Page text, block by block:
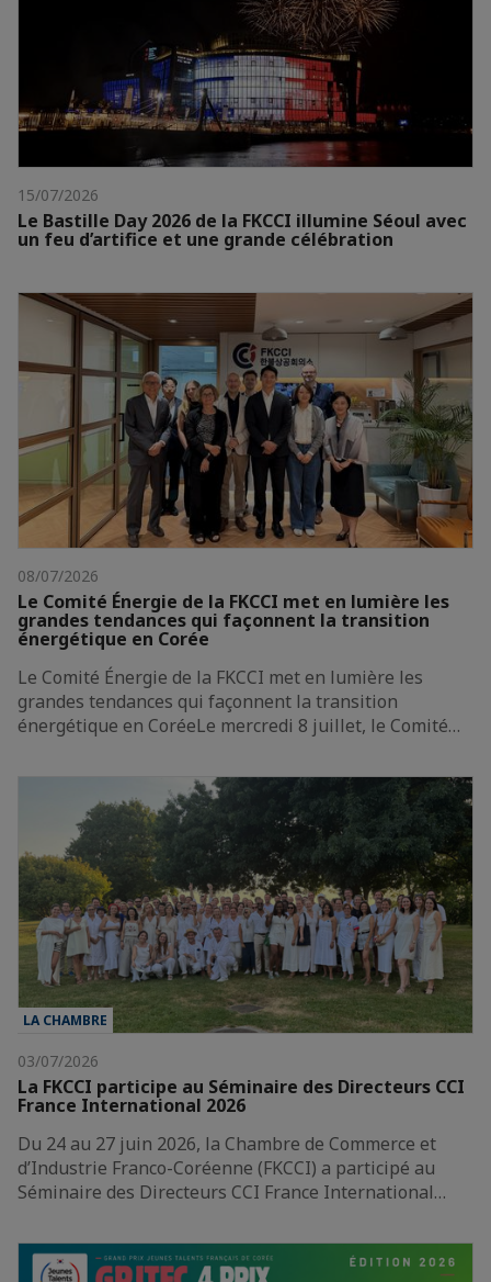
15/07/2026
Le Bastille Day 2026 de la FKCCI illumine Séoul avec
un feu d’artifice et une grande célébration
08/07/2026
Le Comité Énergie de la FKCCI met en lumière les
grandes tendances qui façonnent la transition
énergétique en Corée
Le Comité Énergie de la FKCCI met en lumière les
grandes tendances qui façonnent la transition
énergétique en CoréeLe mercredi 8 juillet, le Comité…
LA CHAMBRE
03/07/2026
La FKCCI participe au Séminaire des Directeurs CCI
France International 2026
Du 24 au 27 juin 2026, la Chambre de Commerce et
d’Industrie Franco-Coréenne (FKCCI) a participé au
Séminaire des Directeurs CCI France International…